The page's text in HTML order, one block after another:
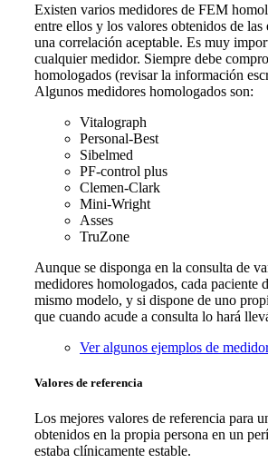
Existen varios medidores de FEM
entre ellos y los valores obtenidos de las
una correlación aceptable. Es muy
cualquier medidor. Siempre debe
homologados (revisar la información
Algunos medidores homologados son:
Vitalograph
Personal-Best
Sibelmed
PF-control plus
Clemen-Clark
Mini-Wright
Asses
TruZone
Aunque se disponga en la consulta de
medidores homologados, cada paciente
mismo modelo, y si dispone de uno
que cuando acude a consulta lo hará
Ver algunos ejemplos de
Valores de referencia
Los mejores valores de referencia para
obtenidos en la propia persona en un
estaba clínicamente estable.